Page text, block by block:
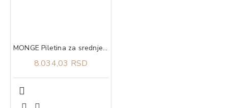
MONGE Piletina za srednje rase puppy 12kg
8.034,03 RSD